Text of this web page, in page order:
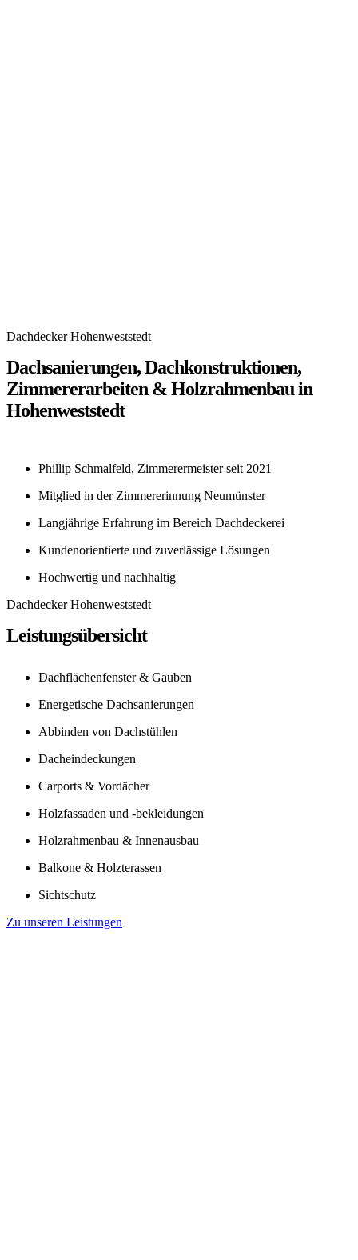
Dachdecker Hohenweststedt
Dachsanierungen, Dachkonstruktionen,
Zimmererarbeiten & Holzrahmenbau in
Hohenweststedt
Phillip Schmalfeld, Zimmerermeister seit 2021
Mitglied in der Zimmererinnung Neumünster
Langjährige Erfahrung im Bereich Dachdeckerei
Kundenorientierte und zuverlässige Lösungen
Hochwertig und nachhaltig
Dachdecker Hohenweststedt
Leistungsübersicht
Dachflächenfenster & Gauben
Energetische Dachsanierungen
Abbinden von Dachstühlen
Dacheindeckungen
Carports & Vordächer
Holzfassaden und -bekleidungen
Holzrahmenbau & Innenausbau
Balkone & Holzterassen
Sichtschutz
Zu unseren Leistungen